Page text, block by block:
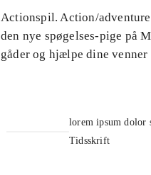
Actionspil. Action/
den nye spøgelses-pige på
gåder og hjælpe dine
lorem ipsum dolor
Tidsskrift